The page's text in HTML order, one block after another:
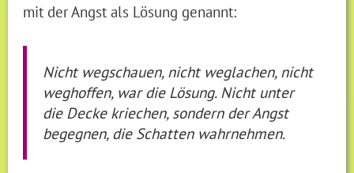
mit der Angst als Lösung genannt:
Nicht wegschauen, nicht weglachen, nicht
weghoffen, war die Lösung. Nicht unter
die Decke kriechen, sondern der Angst
begegnen, die Schatten wahrnehmen.